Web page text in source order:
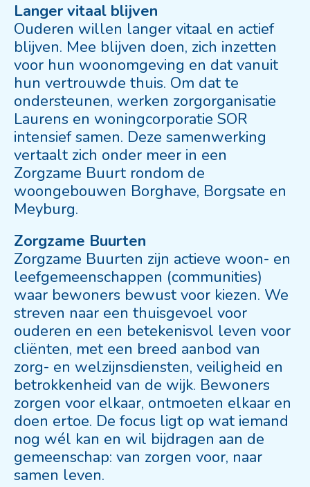
Langer vitaal blijven
Ouderen willen langer vitaal en actief
blijven. Mee blijven doen, zich inzetten
voor hun woonomgeving en dat vanuit
hun vertrouwde thuis. Om dat te
ondersteunen, werken zorgorganisatie
Laurens en woningcorporatie SOR
intensief samen. Deze samenwerking
vertaalt zich onder meer in een
Zorgzame Buurt rondom de
woongebouwen Borghave, Borgsate en
Meyburg.
Zorgzame Buurten
Zorgzame Buurten zijn actieve woon- en
leefgemeenschappen (communities)
waar bewoners bewust voor kiezen. We
streven naar een thuisgevoel voor
ouderen en een betekenisvol leven voor
cliënten, met een breed aanbod van
zorg- en welzijnsdiensten, veiligheid en
betrokkenheid van de wijk. Bewoners
zorgen voor elkaar, ontmoeten elkaar en
doen ertoe. De focus ligt op wat iemand
nog wél kan en wil bijdragen aan de
gemeenschap: van zorgen voor, naar
samen leven.